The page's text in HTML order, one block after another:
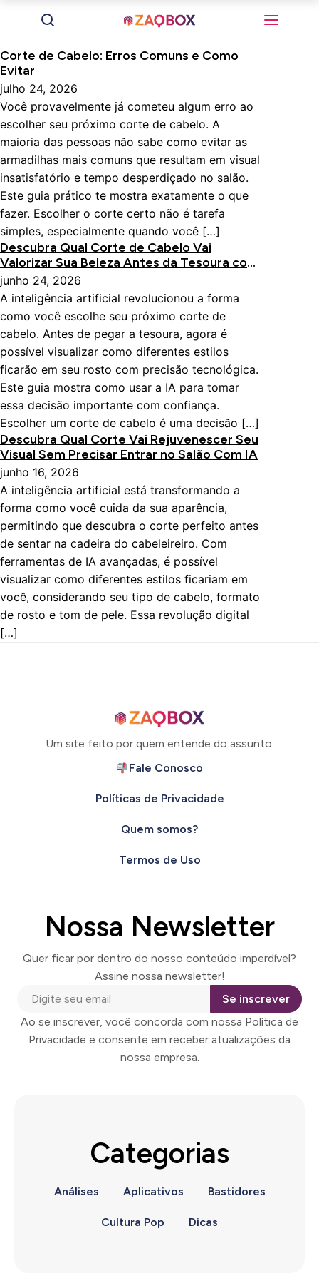
Corte de Cabelo: Erros Comuns e Como
Evitar
julho 24, 2026
Você provavelmente já cometeu algum erro ao
escolher seu próximo corte de cabelo. A
maioria das pessoas não sabe como evitar as
armadilhas mais comuns que resultam em visual
insatisfatório e tempo desperdiçado no salão.
Este guia prático te mostra exatamente o que
fazer. Escolher o corte certo não é tarefa
simples, especialmente quando você […]
Descubra Qual Corte de Cabelo Vai
Valorizar Sua Beleza Antes da Tesoura com
IA
junho 24, 2026
A inteligência artificial revolucionou a forma
como você escolhe seu próximo corte de
cabelo. Antes de pegar a tesoura, agora é
possível visualizar como diferentes estilos
ficarão em seu rosto com precisão tecnológica.
Este guia mostra como usar a IA para tomar
essa decisão importante com confiança.
Escolher um corte de cabelo é uma decisão […]
Descubra Qual Corte Vai Rejuvenescer Seu
Visual Sem Precisar Entrar no Salão Com IA
junho 16, 2026
A inteligência artificial está transformando a
forma como você cuida da sua aparência,
permitindo que descubra o corte perfeito antes
de sentar na cadeira do cabeleireiro. Com
ferramentas de IA avançadas, é possível
visualizar como diferentes estilos ficariam em
você, considerando seu tipo de cabelo, formato
de rosto e tom de pele. Essa revolução digital
[…]
Um site feito por quem entende do assunto.
Fale Conosco
Políticas de Privacidade
Quem somos?
Termos de Uso
Nossa Newsletter
Quer ficar por dentro do nosso conteúdo imperdível?
Assine nossa newsletter!
Se inscrever
Ao se inscrever, você concorda com nossa Política de
Privacidade e consente em receber atualizações da
nossa empresa.
Categorias
Análises Aplicativos Bastidores
Cultura Pop Dicas